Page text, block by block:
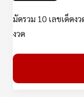
มัดรวม 10 เลขเด็ดง
งวด